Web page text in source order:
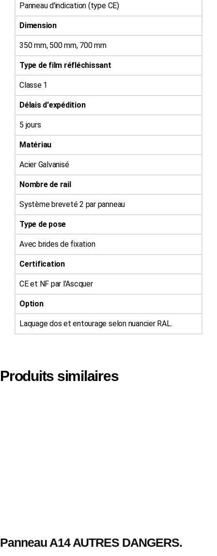
Panneau d'indication (type CE)
Dimension
350 mm, 500 mm, 700 mm
Type de film réfléchissant
Classe 1
Délais d'expédition
5 jours
Matériau
Acier Galvanisé
Nombre de rail
Système breveté 2 par panneau
Type de pose
Avec brides de fixation
Certification
CE et NF par l'Ascquer
Option
Laquage dos et entourage selon nuancier RAL.
Produits similaires
Panneau A14 AUTRES DANGERS.